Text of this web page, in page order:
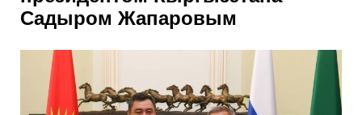
Садыром Жапаровым